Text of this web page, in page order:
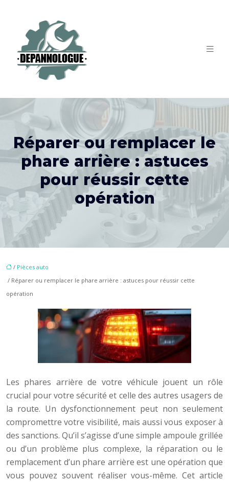
Réparer ou remplacer le
phare arrière : astuces
pour réussir cette
opération
/ Pièces auto
/ Réparer ou remplacer le phare arrière : astuces pour réussir cette
opération
Les phares arrière de votre véhicule jouent un rôle
crucial pour votre sécurité et celle des autres usagers de
la route. Un dysfonctionnement peut non seulement
compromettre votre visibilité, mais aussi vous exposer à
des sanctions. Qu’il s’agisse d’une simple ampoule grillée
ou d’un problème plus complexe, la réparation ou le
remplacement d’un phare arrière est une opération que
vous pouvez souvent réaliser vous-même. Cet article